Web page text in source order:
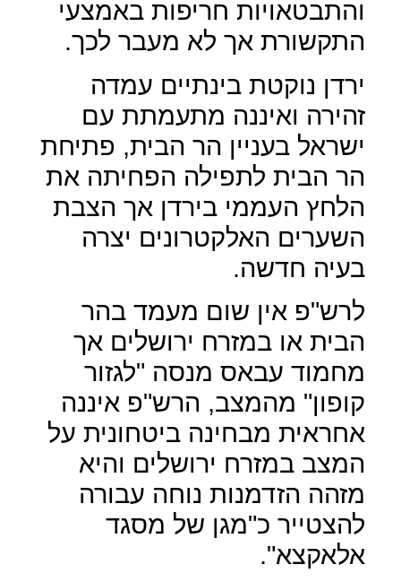
והתבטאויות חריפות באמצעי
התקשורת אך לא מעבר לכך.
ירדן נוקטת בינתיים עמדה
זהירה ואיננה מתעמתת עם
ישראל בעניין הר הבית, פתיחת
הר הבית לתפילה הפחיתה את
הלחץ העממי בירדן אך הצבת
השערים האלקטרונים יצרה
בעיה חדשה.
לרש"פ אין שום מעמד בהר
הבית או במזרח ירושלים אך
מחמוד עבאס מנסה "לגזור
קופון" מהמצב, הרש"פ איננה
אחראית מבחינה ביטחונית על
המצב במזרח ירושלים והיא
מזהה הזדמנות נוחה עבורה
להצטייר כ"מגן של מסגד
אלאקצא".